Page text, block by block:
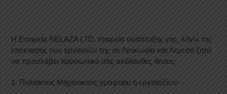
Η Εταιρεία NELAZA LTD, εταιρεία ανάπτυξης γης, λόγω της
επέκτασης των εργασιών της σε Λευκωσία και Λεμεσό ζητά
να προσλάβει προσωπικό στις ακόλουθες θέσεις:
1. Πολιτικούς Μηχανικούς γραφείου ή εργοταξίων